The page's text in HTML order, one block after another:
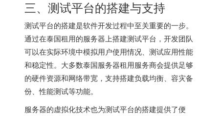
三、测试平台的搭建与支持
测试平台的搭建是软件开发过程中至关重要的一步。
通过在泰国租用的服务器上搭建测试平台，开发团队
可以在实际环境中模拟用户使用情况、测试应用性能
和稳定性。大多数泰国服务器租用服务商会提供足够
的硬件资源和网络带宽，支持搭建负载均衡、容灾备
份、性能测试等功能。
服务器的虚拟化技术也为测试平台的搭建提供了便